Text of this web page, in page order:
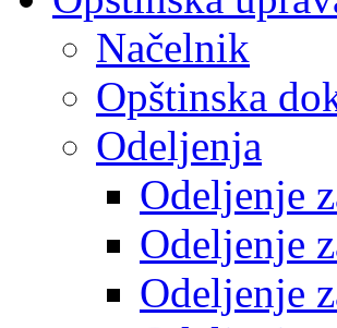
Načelnik
Opštinska
Odeljenja
Odeljenje
Odeljenje
Odeljenje